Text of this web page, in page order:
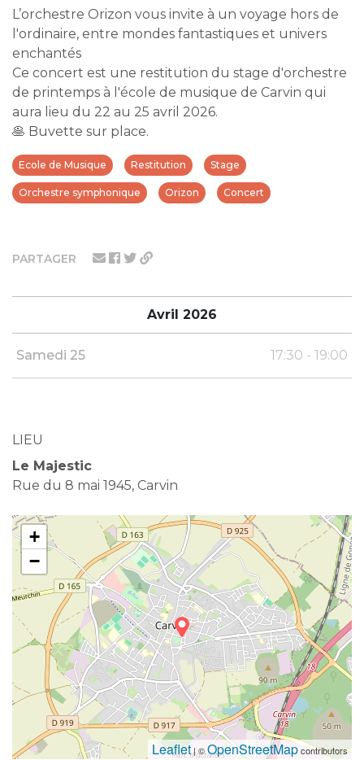
PARTAGER
Avril 2026
Samedi 25 17:30 - 19:00
LIEU
Le Majestic
Rue du 8 mai 1945, Carvin
+
−
Leaflet| ©OpenStreetMapcontributors
L’orchestre Orizon vous invite à un voyage hors de
l'ordinaire, entre mondes fantastiques et univers
enchantés
Ce concert est une restitution du stage d'orchestre
de printemps à l'école de musique de Carvin qui
aura lieu du 22 au 25 avril 2026.
🥞 Buvette sur place.
Ecole de Musique Restitution Stage
Orchestre symphonique Orizon Concert